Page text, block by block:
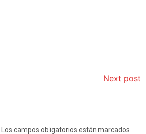
Next post
Los campos obligatorios están marcados